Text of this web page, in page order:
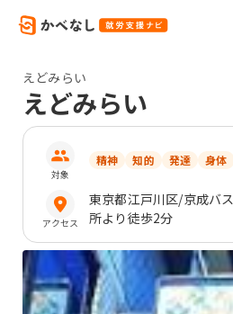
えどみらい
えどみらい
対象
精神 知的 発達 身体
アクセス
東京都江戸川区/京成バ
所より徒歩2分